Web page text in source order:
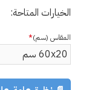
الخيارات المتاحة:
المقاس (سم)